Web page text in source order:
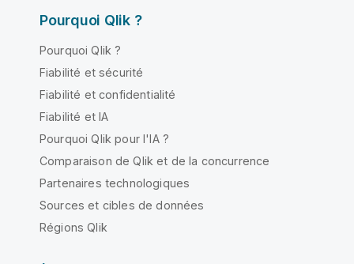
Pourquoi Qlik ?
Pourquoi Qlik ?
Fiabilité et sécurité
Fiabilité et confidentialité
Fiabilité et IA
Pourquoi Qlik pour l'IA ?
Comparaison de Qlik et de la concurrence
Partenaires technologiques
Sources et cibles de données
Régions Qlik